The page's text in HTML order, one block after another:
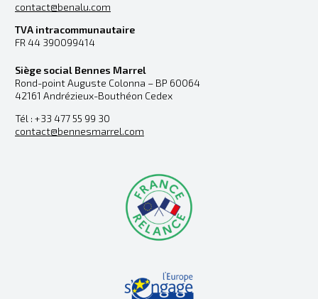
contact@benalu.com
TVA intracommunautaire
FR 44 390099414
Siège social Bennes Marrel
Rond-point Auguste Colonna – BP 60064
42161 Andrézieux-Bouthéon Cedex
Tél : +33 477 55 99 30
contact@bennesmarrel.com